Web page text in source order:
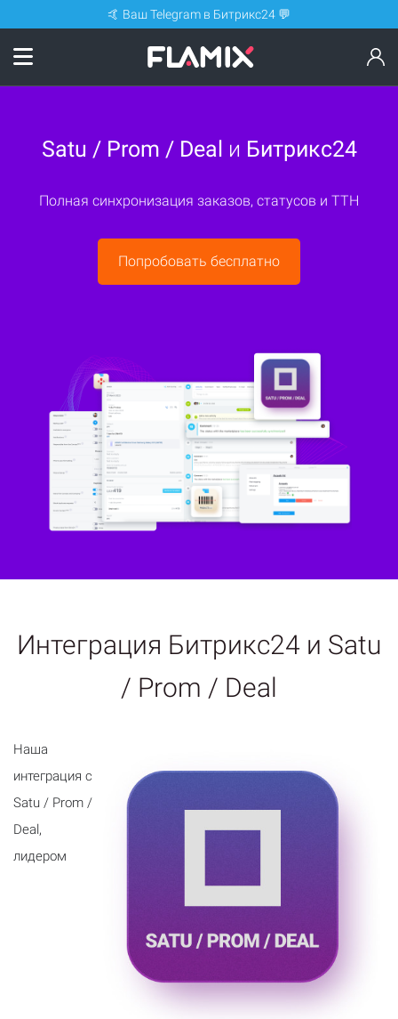
🤙 Ваш Telegram в Битрикс24 💬
Satu / Prom / Deal и Битрикс24
Полная синхронизация заказов, статусов и ТТН
Попробовать бесплатно
Интеграция Битрикс24 и Satu
/ Prom / Deal
Наша
интеграция с
Satu / Prom /
Deal,
лидером